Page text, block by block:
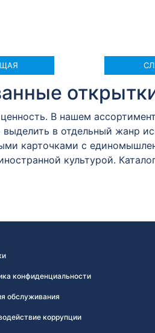
В нашем
в отдельный жанр
карточками с
культурой.
конфиденциальности
обслуживания
коррупции